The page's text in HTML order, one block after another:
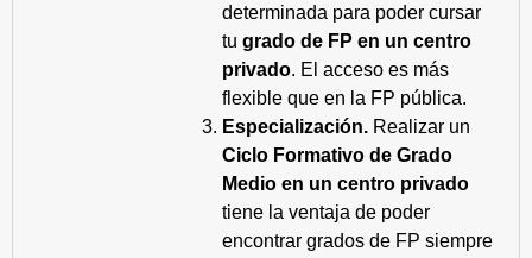
determinada para poder cursar
tu grado de FP en un centro
privado. El acceso es más
flexible que en la FP pública.
Especialización. Realizar un
Ciclo Formativo de Grado
Medio en un centro privado
tiene la ventaja de poder
encontrar grados de FP siempre